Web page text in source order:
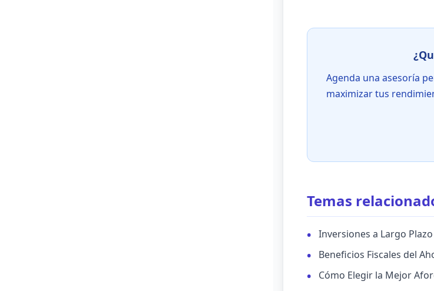
Agenda una asesoría
maximizar tus
Temas
Inversiones a Largo
Beneficios Fiscales del
Cómo Elegir la Mejor